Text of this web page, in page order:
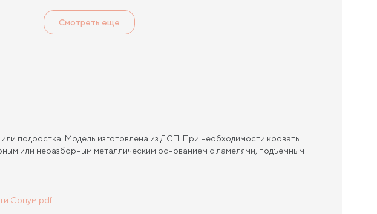
Смотреть еще
подростка. Модель изготовлена из ДСП. При необходимости кровать
или неразборным металлическим основанием с ламелями, подъемным
Сонум.pdf